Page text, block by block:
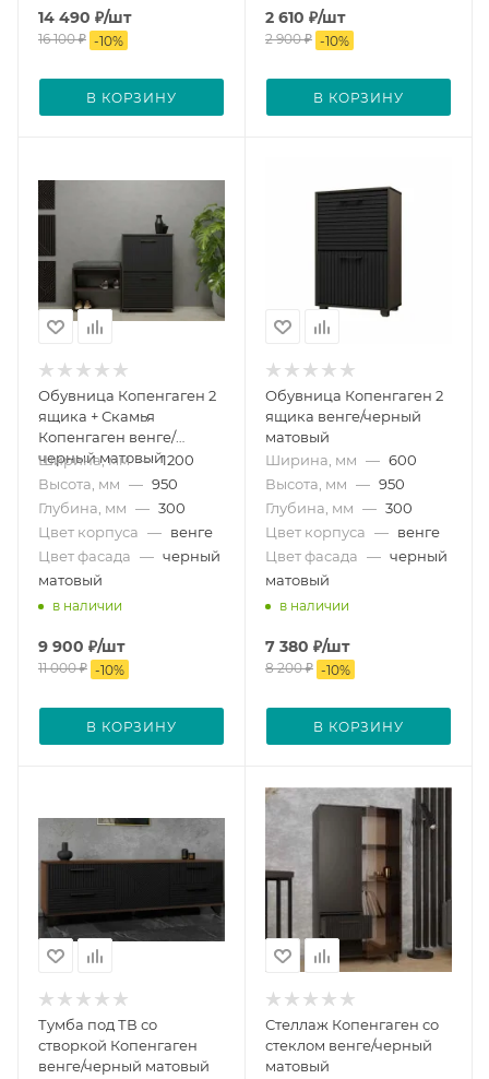
14 490 ₽/шт
16 100₽ -10%
В КОРЗИНУ
2 610 ₽/шт
2 900₽ -10%
В КОРЗИНУ
Обувница Копенгаген 2
ящика + Скамья
Копенгаген венге/
черный матовый
Ширина, мм — 1200
Высота, мм — 950
Глубина, мм — 300
Цвет корпуса — венге
Цвет фасада — черный
матовый
в наличии
9 900 ₽/шт
11 000₽ -10%
В КОРЗИНУ
Обувница Копенгаген 2
ящика венге/черный
матовый
Ширина, мм — 600
Высота, мм — 950
Глубина, мм — 300
Цвет корпуса — венге
Цвет фасада — черный
матовый
в наличии
7 380 ₽/шт
8 200₽ -10%
В КОРЗИНУ
Тумба под ТВ со
створкой Копенгаген
венге/черный матовый
Стеллаж Копенгаген со
стеклом венге/черный
матовый